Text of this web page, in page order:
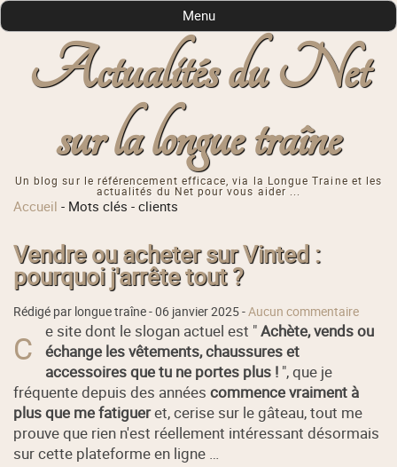
Actualités du Net
sur la longue traîne
Un blog sur le référencement efficace, via la Longue Traine et les
actualités du Net pour vous aider ...
Menu
Accueil - Mots clés -clients
Vendre ou acheter sur Vinted :
pourquoi j'arrête tout ?
Rédigé par longue traîne -06 janvier 2025-Aucun commentaire
C e site dont le slogan actuel est "Achète, vends ou
échange les vêtements, chaussures et
accessoires que tu ne portes plus ! ", que je
fréquente depuis des annéescommence vraiment à
plus que me fatigueret, cerise sur le gâteau, tout me
prouve que rien n'est réellement intéressant désormais
sur cette plateforme en ligne …